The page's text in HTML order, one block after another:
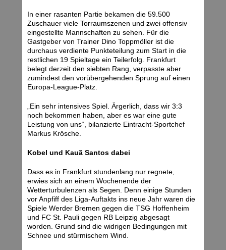
In einer rasanten Partie bekamen die 59.500
Zuschauer viele Torraumszenen und zwei offensiv
eingestellte Mannschaften zu sehen. Für die
Gastgeber von Trainer Dino Toppmöller ist die
durchaus verdiente Punkteteilung zum Start in die
restlichen 19 Spieltage ein Teilerfolg. Frankfurt
belegt derzeit den siebten Rang, verpasste aber
zumindest den vorübergehenden Sprung auf einen
Europa-League-Platz.
„Ein sehr intensives Spiel. Ärgerlich, dass wir 3:3
noch bekommen haben, aber es war eine gute
Leistung von uns“, bilanzierte Eintracht-Sportchef
Markus Krösche.
Kobel und Kauã Santos dabei
Dass es in Frankfurt stundenlang nur regnete,
erwies sich an einem Wochenende der
Wetterturbulenzen als Segen. Denn einige Stunden
vor Anpfiff des Liga-Auftakts ins neue Jahr waren die
Spiele Werder Bremen gegen die TSG Hoffenheim
und FC St. Pauli gegen RB Leipzig abgesagt
worden. Grund sind die widrigen Bedingungen mit
Schnee und stürmischem Wind.